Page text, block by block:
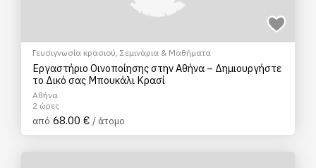
Γευσιγνωσία κρασιού, Σεμινάρια & Μαθήματα
Εργαστήριο Οινοποίησης στην Αθήνα – Δημιουργήστε
το Δικό σας Μπουκάλι Κρασί
Αθήνα
2 ώρες
από 68.00 € / άτομο